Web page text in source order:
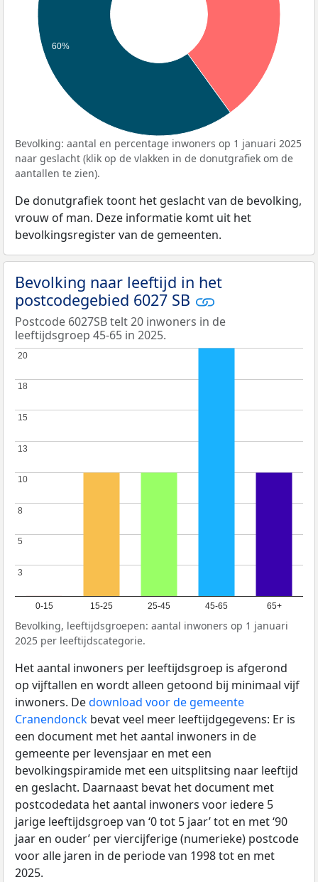
60%
Bevolking: aantal en percentage inwoners op 1 januari 2025
naar geslacht (klik op de vlakken in de donutgrafiek om de
aantallen te zien).
De donutgrafiek toont het geslacht van de bevolking,
vrouw of man. Deze informatie komt uit het
bevolkingsregister van de gemeenten.
Bevolking naar leeftijd in het
postcodegebied 6027 SB
Postcode 6027SB telt 20 inwoners in de
leeftijdsgroep 45-65 in 2025.
0-15 15-25 25-45 45-65 65+
3
3
5
5
8
8
10
10
13
13
15
15
18
18
20
20
Bevolking, leeftijdsgroepen: aantal inwoners op 1 januari
2025 per leeftijdscategorie.
Het aantal inwoners per leeftijdsgroep is afgerond
op vijftallen en wordt alleen getoond bij minimaal vijf
inwoners. Dedownload voor de gemeente
Cranendonck bevat veel meer leeftijdgegevens: Er is
een document met het aantal inwoners in de
gemeente per levensjaar en met een
bevolkingspiramide met een uitsplitsing naar leeftijd
en geslacht. Daarnaast bevat het document met
postcodedata het aantal inwoners voor iedere 5
jarige leeftijdsgroep van ‘0 tot 5 jaar’ tot en met ‘90
jaar en ouder’ per viercijferige (numerieke) postcode
voor alle jaren in de periode van 1998 tot en met
2025.